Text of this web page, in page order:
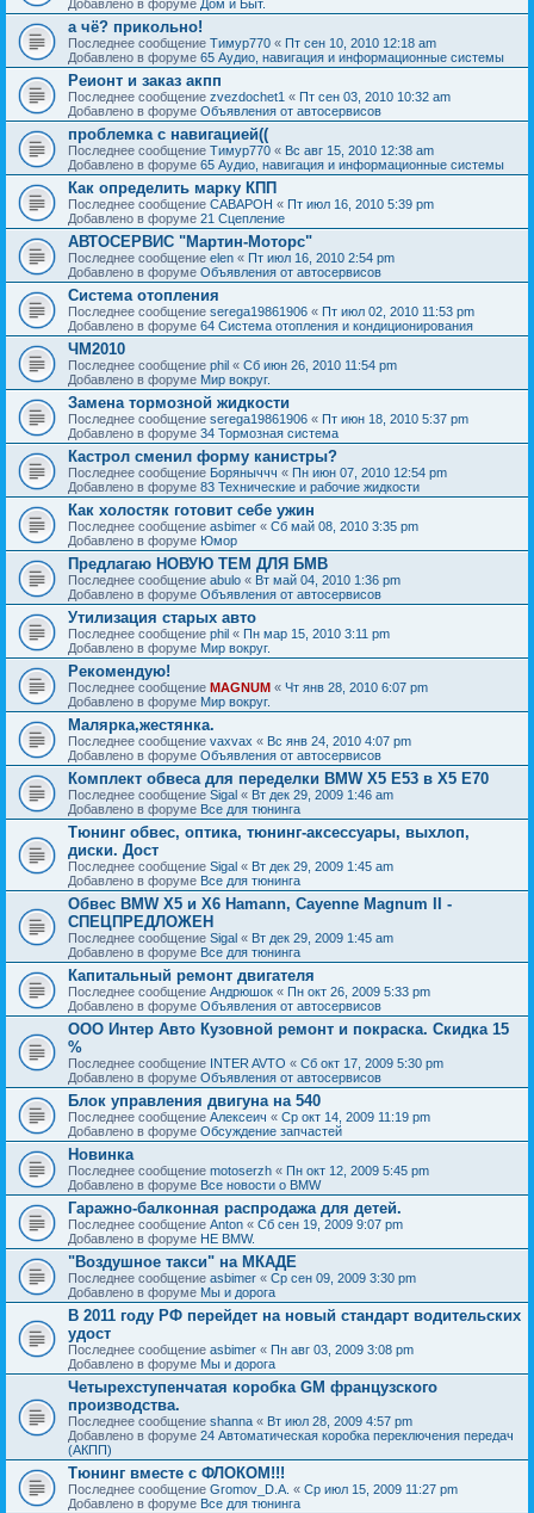
Добавлено в форуме Дом и Быт.
а чё? прикольно!
Последнее сообщение Тимур770 « Пт сен 10, 2010 12:18 am
Добавлено в форуме 65 Аудио, навигация и информационные системы
Реионт и заказ акпп
Последнее сообщение zvezdochet1 « Пт сен 03, 2010 10:32 am
Добавлено в форуме Объявления от автосервисов
проблемка с навигацией((
Последнее сообщение Тимур770 « Вс авг 15, 2010 12:38 am
Добавлено в форуме 65 Аудио, навигация и информационные системы
Как определить марку КПП
Последнее сообщение CABAPOH « Пт июл 16, 2010 5:39 pm
Добавлено в форуме 21 Сцепление
АВТОСЕРВИС "Мартин-Моторс"
Последнее сообщение elen « Пт июл 16, 2010 2:54 pm
Добавлено в форуме Объявления от автосервисов
Система отопления
Последнее сообщение serega19861906 « Пт июл 02, 2010 11:53 pm
Добавлено в форуме 64 Система отопления и кондиционирования
ЧМ2010
Последнее сообщение phil « Сб июн 26, 2010 11:54 pm
Добавлено в форуме Мир вокруг.
Замена тормозной жидкости
Последнее сообщение serega19861906 « Пт июн 18, 2010 5:37 pm
Добавлено в форуме 34 Тормозная система
Кастрол сменил форму канистры?
Последнее сообщение Боряныччч « Пн июн 07, 2010 12:54 pm
Добавлено в форуме 83 Технические и рабочие жидкости
Как холостяк готовит себе ужин
Последнее сообщение asbimer « Сб май 08, 2010 3:35 pm
Добавлено в форуме Юмор
Предлагаю НОВУЮ ТЕМ ДЛЯ БМВ
Последнее сообщение abulo « Вт май 04, 2010 1:36 pm
Добавлено в форуме Объявления от автосервисов
Утилизация старых авто
Последнее сообщение phil « Пн мар 15, 2010 3:11 pm
Добавлено в форуме Мир вокруг.
Рекомендую!
Последнее сообщение MAGNUM « Чт янв 28, 2010 6:07 pm
Добавлено в форуме Мир вокруг.
Малярка,жестянка.
Последнее сообщение vaxvax « Вс янв 24, 2010 4:07 pm
Добавлено в форуме Объявления от автосервисов
Комплект обвеса для переделки BMW X5 E53 в X5 E70
Последнее сообщение Sigal « Вт дек 29, 2009 1:46 am
Добавлено в форуме Все для тюнинга
Тюнинг обвес, оптика, тюнинг-аксессуары, выхлоп,
диски. Дост
Последнее сообщение Sigal « Вт дек 29, 2009 1:45 am
Добавлено в форуме Все для тюнинга
Обвес BMW X5 и X6 Hamann, Cayenne Magnum II -
СПЕЦПРЕДЛОЖЕН
Последнее сообщение Sigal « Вт дек 29, 2009 1:45 am
Добавлено в форуме Все для тюнинга
Капитальный ремонт двигателя
Последнее сообщение Андрюшок « Пн окт 26, 2009 5:33 pm
Добавлено в форуме Объявления от автосервисов
ООО Интер Авто Кузовной ремонт и покраска. Скидка 15
%
Последнее сообщение INTER AVTO « Сб окт 17, 2009 5:30 pm
Добавлено в форуме Объявления от автосервисов
Блок управления двигуна на 540
Последнее сообщение Алексеич « Ср окт 14, 2009 11:19 pm
Добавлено в форуме Обсуждение запчастей
Новинка
Последнее сообщение motoserzh « Пн окт 12, 2009 5:45 pm
Добавлено в форуме Все новости о BMW
Гаражно-балконная распродажа для детей.
Последнее сообщение Anton « Сб сен 19, 2009 9:07 pm
Добавлено в форуме НЕ BMW.
"Воздушное такси" на МКАДЕ
Последнее сообщение asbimer « Ср сен 09, 2009 3:30 pm
Добавлено в форуме Мы и дорога
В 2011 году РФ перейдет на новый стандарт водительских
удост
Последнее сообщение asbimer « Пн авг 03, 2009 3:08 pm
Добавлено в форуме Мы и дорога
Четырехступенчатая коробка GM французского
производства.
Последнее сообщение shanna « Вт июл 28, 2009 4:57 pm
Добавлено в форуме 24 Автоматическая коробка переключения передач
(АКПП)
Тюнинг вместе с ФЛОКОМ!!!
Последнее сообщение Gromov_D.A. « Ср июл 15, 2009 11:27 pm
Добавлено в форуме Все для тюнинга